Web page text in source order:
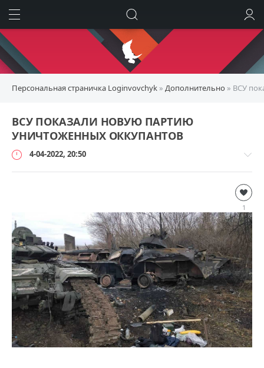
Персональная страничка Loginvovchyk » Дополнительно » ВСУ
ВСУ ПОКАЗАЛИ НОВУЮ ПАРТИЮ
УНИЧТОЖЕННЫХ ОККУПАНТОВ
4-04-2022, 20:50
1